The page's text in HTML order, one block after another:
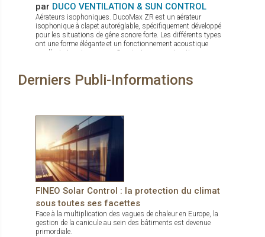
par DUCO VENTILATION & SUN CONTROL
Aérateurs isophoniques. DucoMax ZR est un aérateur
isophonique à clapet autoréglable, spécifiquement développé
pour les situations de gêne sonore forte. Les différents types
ont une forme élégante et un fonctionnement acoustique
excellent. Avantages: Convient aux constructions en
sifflements en cas de sur ou sous-pressions grâce au clapet
Derniers Publi-Informations
FINEO Solar Control : la protection du climat
sous toutes ses facettes
Face à la multiplication des vagues de chaleur en Europe, la
gestion de la canicule au sein des bâtiments est devenue
primordiale.